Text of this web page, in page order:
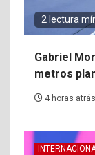
2 lectura
Gabriel
metros
4 horas atrás